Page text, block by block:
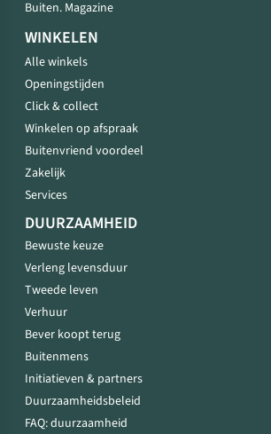
Buiten. Magazine
WINKELEN
Alle winkels
Openingstijden
Click & collect
Winkelen op afspraak
Buitenvriend voordeel
Zakelijk
Services
DUURZAAMHEID
Bewuste keuze
Verleng levensduur
Tweede leven
Verhuur
Bever koopt terug
Buitenmens
Initiatieven & partners
Duurzaamheidsbeleid
FAQ: duurzaamheid